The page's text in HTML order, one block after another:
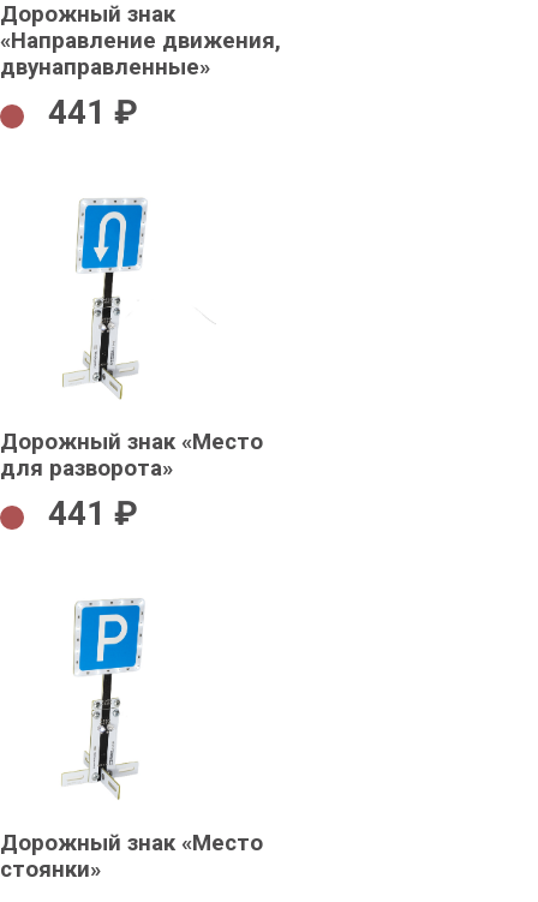
Дорожный знак
«Направление движения,
двунаправленные»
441 ₽
Дорожный знак «Место
для разворота»
441 ₽
Дорожный знак «Место
стоянки»